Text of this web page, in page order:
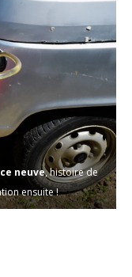
neuve, histoire de
ensuite !